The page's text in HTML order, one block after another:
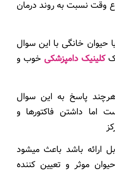
وقت نسبت به روند درمان
خانگی با این سوال
کلینیک دامپزشکی خوب و
پاسخ به این سوال
اما داشتن فاکتورها و
ارائه باشد باعث میشود
موثر و تعیین کننده